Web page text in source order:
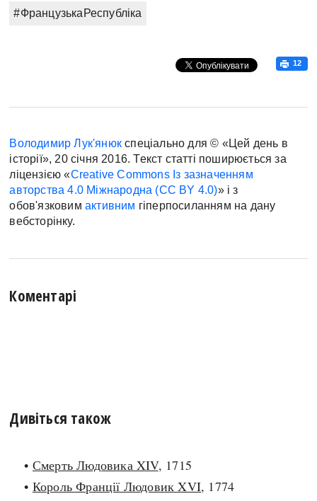
#ФранцузькаРеспубліка
12
Володимир Лук'янюк спеціально для © «Цей день в
історії», 20 січня 2016. Текст статті поширюється за
ліцензією «Creative Commons Із зазначенням
авторства 4.0 Міжнародна (CC BY 4.0)» і з
обов'язковимактивним гіперпосиланням на дану
вебсторінку.
Коментарі
Дивіться також
• Смерть Людовика XIV, 1715
• Король Франції Людовик XVI, 1774